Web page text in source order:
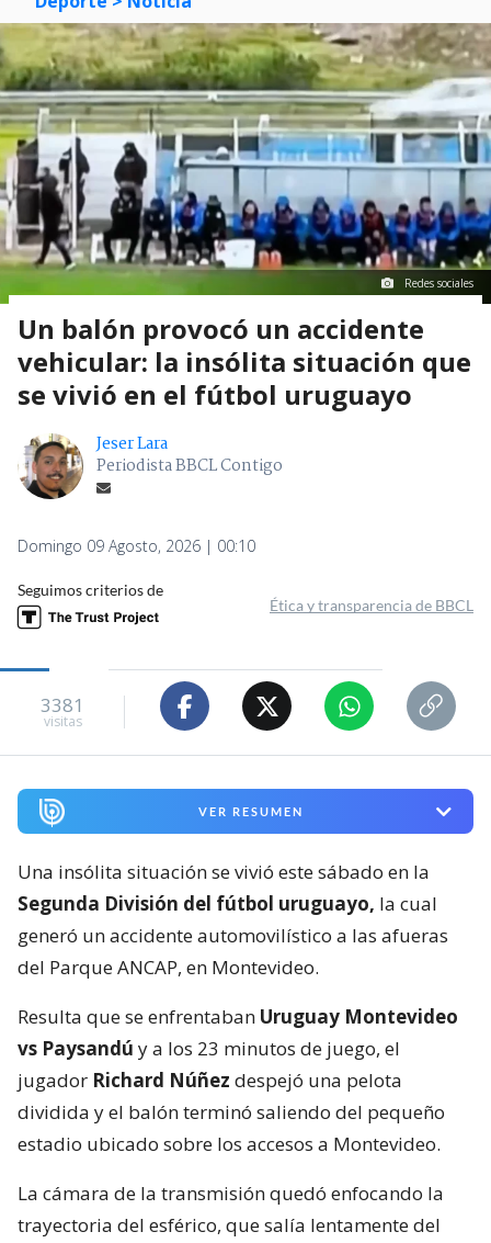
Redes sociales
Un balón provocó un accidente
vehicular: la insólita situación que
se vivió en el fútbol uruguayo
Jeser Lara
Periodista BBCL Contigo
Domingo 09 Agosto, 2026 | 00:10
Seguimos criterios de
Ética y transparencia de BBCL
3381
visitas
VER RESUMEN
Una insólita situación se vivió este sábado en la
Segunda División del fútbol uruguayo, la cual
generó un accidente automovilístico a las afueras
del Parque ANCAP, en Montevideo.
Resulta que se enfrentaban Uruguay Montevideo
vs Paysandú y a los 23 minutos de juego, el
jugador Richard Núñez despejó una pelota
dividida y el balón terminó saliendo del pequeño
estadio ubicado sobre los accesos a Montevideo.
La cámara de la transmisión quedó enfocando la
trayectoria del esférico, que salía lentamente del